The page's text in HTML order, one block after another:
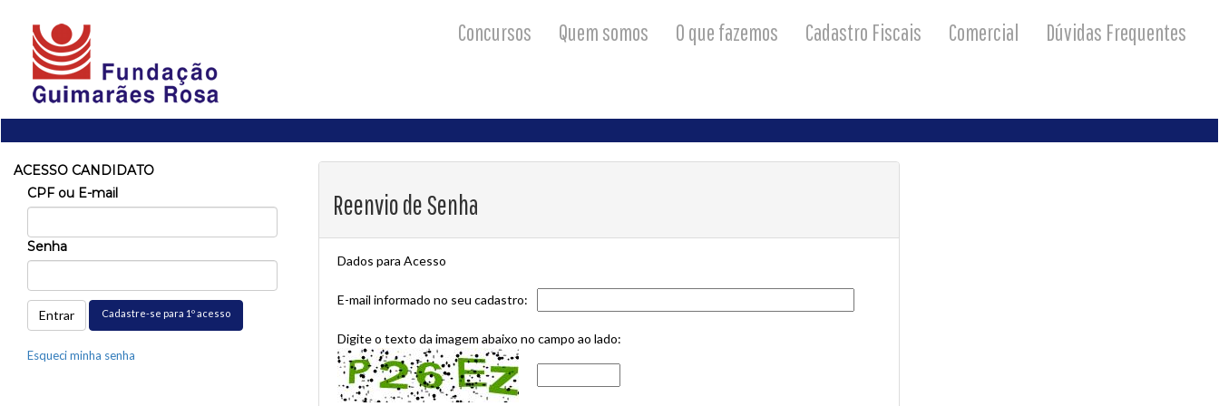
Concursos Quem somos O que fazemos Cadastro Fiscais Comercial Dúvidas Frequentes
ACESSO CANDIDATO
CPF ou E-mail
Senha
Cadastre-se para 1º acesso
Esqueci minha senha
Reenvio de Senha
Dados para Acesso
E-mail informado no seu cadastro:
Digite o texto da imagem abaixo no campo ao lado: